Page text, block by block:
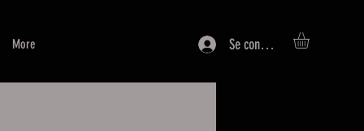
More Se connecter